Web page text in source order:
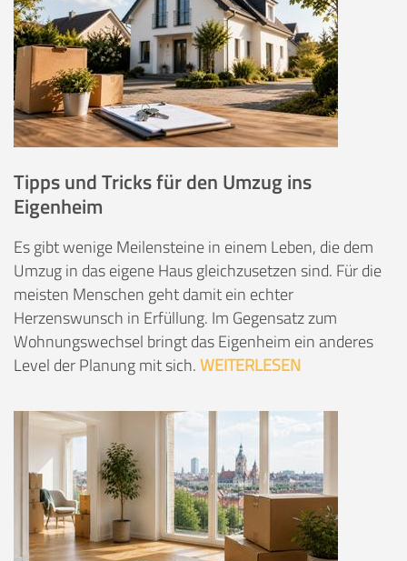
Tipps und Tricks für den Umzug ins
Eigenheim
Es gibt wenige Meilensteine in einem Leben, die dem
Umzug in das eigene Haus gleichzusetzen sind. Für die
meisten Menschen geht damit ein echter
Herzenswunsch in Erfüllung. Im Gegensatz zum
Wohnungswechsel bringt das Eigenheim ein anderes
Level der Planung mit sich.WEITERLESEN